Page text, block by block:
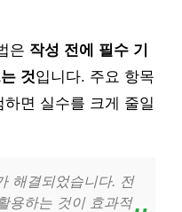
은 작성 전에 필수 기
것입니다. 주요 항목
면 실수를 크게 줄일
해결되었습니다. 전
용하는 것이 효과적